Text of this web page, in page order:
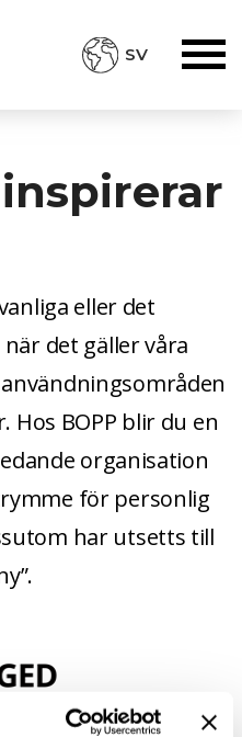
SV
eller det
det gäller våra
Hos BOPP blir du en
organisation
för personlig
har utsetts till